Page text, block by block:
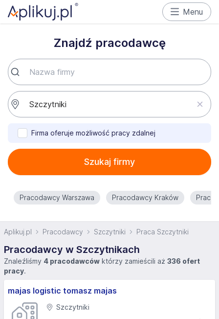
Menu
Znajdź pracodawcę
Firma oferuje możliwość pracy zdalnej
Szukaj firmy
Pracodawcy Warszawa Pracodawcy Kraków
Aplikuj.pl Pracodawcy Szczytniki Praca Szczytniki
Pracodawcy w Szczytnikach
Znaleźliśmy 4 pracodawców którzy zamieścili aż 336 ofert
pracy.
majas logistic tomasz majas
Szczytniki